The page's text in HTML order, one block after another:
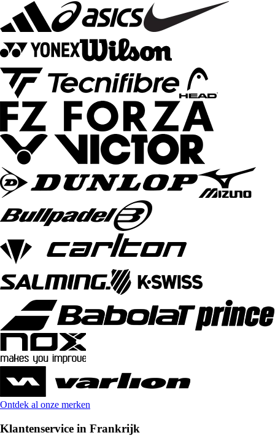
Ontdek al onze merken
Klantenservice in Frankrijk